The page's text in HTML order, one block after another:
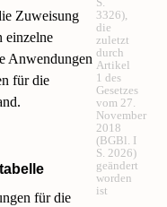
3326),
die
zuletzt
durch
Artikel
1 des
Gesetzes
vom 27.
November
2018
(BGBl. I
S. 2026)
geändert
worden
ist
Zuweisung
einzelne
Anwendungen
für die
für die